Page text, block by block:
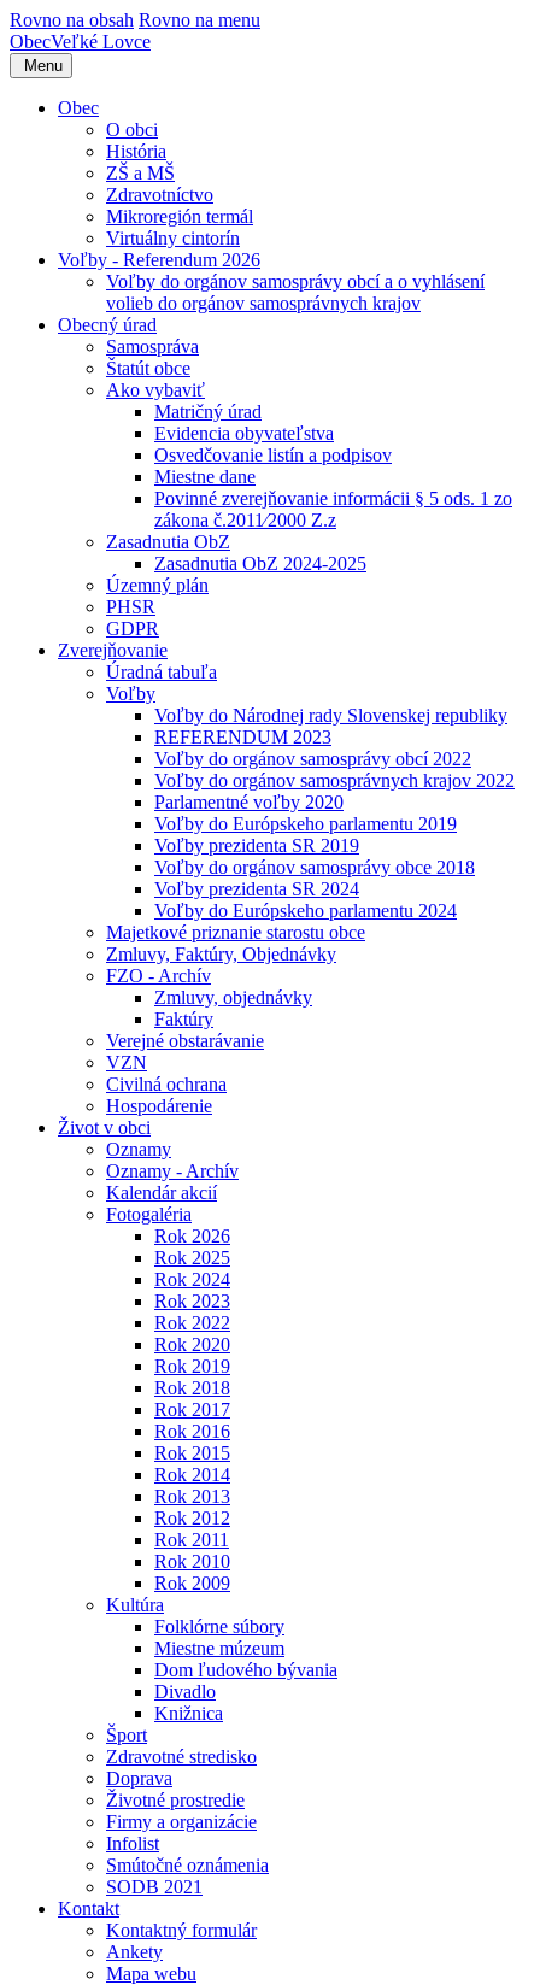
Rovno na obsah Rovno na menu
ObecVeľké Lovce
Menu
Obec
O obci
História
ZŠ a MŠ
Zdravotníctvo
Mikroregión termál
Virtuálny cintorín
Voľby - Referendum 2026
Voľby do orgánov samosprávy obcí a o vyhlásení
volieb do orgánov samosprávnych krajov
Obecný úrad
Samospráva
Štatút obce
Ako vybaviť
Matričný úrad
Evidencia obyvateľstva
Osvedčovanie listín a podpisov
Miestne dane
Povinné zverejňovanie informácii § 5 ods. 1 zo
zákona č.2011⁄2000 Z.z
Zasadnutia ObZ
Zasadnutia ObZ 2024-2025
Územný plán
PHSR
GDPR
Zverejňovanie
Úradná tabuľa
Voľby
Voľby do Národnej rady Slovenskej republiky
REFERENDUM 2023
Voľby do orgánov samosprávy obcí 2022
Voľby do orgánov samosprávnych krajov 2022
Parlamentné voľby 2020
Voľby do Európskeho parlamentu 2019
Voľby prezidenta SR 2019
Voľby do orgánov samosprávy obce 2018
Voľby prezidenta SR 2024
Voľby do Európskeho parlamentu 2024
Majetkové priznanie starostu obce
Zmluvy, Faktúry, Objednávky
FZO - Archív
Zmluvy, objednávky
Faktúry
Verejné obstarávanie
VZN
Civilná ochrana
Hospodárenie
Život v obci
Oznamy
Oznamy - Archív
Kalendár akcií
Fotogaléria
Rok 2026
Rok 2025
Rok 2024
Rok 2023
Rok 2022
Rok 2020
Rok 2019
Rok 2018
Rok 2017
Rok 2016
Rok 2015
Rok 2014
Rok 2013
Rok 2012
Rok 2011
Rok 2010
Rok 2009
Kultúra
Folklórne súbory
Miestne múzeum
Dom ľudového bývania
Divadlo
Knižnica
Šport
Zdravotné stredisko
Doprava
Životné prostredie
Firmy a organizácie
Infolist
Smútočné oznámenia
SODB 2021
Kontakt
Kontaktný formulár
Ankety
Mapa webu